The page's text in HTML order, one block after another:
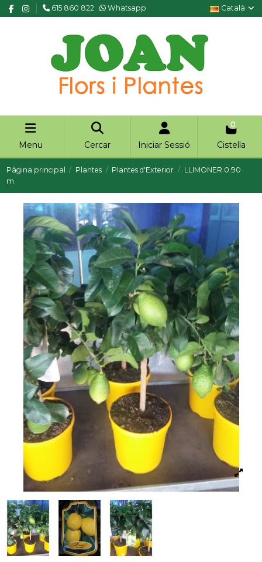
615 860 822 Whatsapp Català
Menu Cercar Iniciar Sessió
0
Cistella
Pàgina principal Plantes Plantes d'Exterior
LLIMONER 0.90
m.